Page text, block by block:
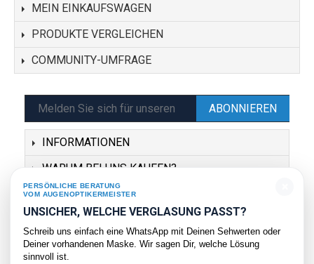
MEIN EINKAUFSWAGEN
PRODUKTE VERGLEICHEN
COMMUNITY-UMFRAGE
ABONNIEREN
INFORMATIONEN
WARUM BEI UNS KAUFEN?
SERVICE
KONTAKT
PERSÖNLICHE BERATUNG
VOM AUGENOPTIKERMEISTER
UNSICHER, WELCHE VERGLASUNG PASST?
Schreib uns einfach eine WhatsApp mit Deinen Sehwerten oder
Deiner vorhandenen Maske. Wir sagen Dir, welche Lösung
sinnvoll ist.